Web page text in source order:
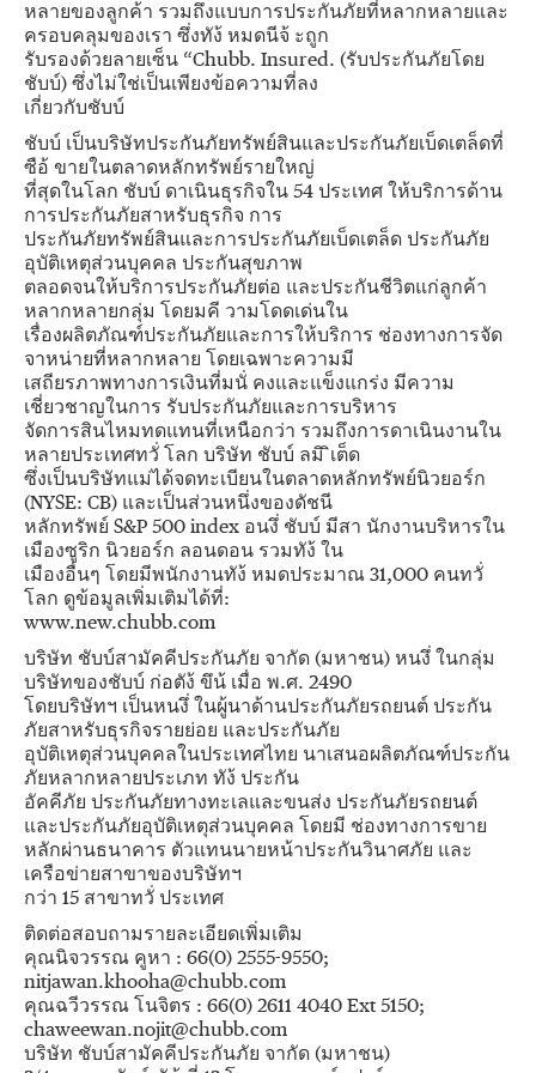
หลายของลูกค้า รวมถึงแบบการประกันภัยที่หลากหลายและ
ครอบคลุมของเรา ซึ่งทัง้ หมดนีจ้ ะถูก
รับรองด้วยลายเซ็น “Chubb. Insured. (รับประกันภัยโดย
ชับบ์) ซึ่งไม่ใช่เป็นเพียงข้อความที่ลง
เกี่ยวกับชับบ์
ชับบ์ เป็นบริษัทประกันภัยทรัพย์สินและประกันภัยเบ็ดเตล็ดที่
ซือ้ ขายในตลาดหลักทรัพย์รายใหญ่
ที่สุดในโลก ชับบ์ ดาเนินธุรกิจใน 54 ประเทศ ให้บริการด้าน
การประกันภัยสาหรับธุรกิจ การ
ประกันภัยทรัพย์สินและการประกันภัยเบ็ดเตล็ด ประกันภัย
อุบัติเหตุส่วนบุคคล ประกันสุขภาพ
ตลอดจนให้บริการประกันภัยต่อ และประกันชีวิตแก่ลูกค้า
หลากหลายกลุ่ม โดยมคี วามโดดเด่นใน
เรื่องผลิตภัณฑ์ประกันภัยและการให้บริการ ช่องทางการจัด
จาหน่ายที่หลากหลาย โดยเฉพาะความมี
เสถียรภาพทางการเงินที่มนั่ คงและแข็งแกร่ง มีความ
เชี่ยวชาญในการ รับประกันภัยและการบริหาร
จัดการสินไหมทดแทนที่เหนือกว่า รวมถึงการดาเนินงานใน
หลายประเทศทวั่ โลก บริษัท ชับบ์ ลมิ ิเต็ด
ซึ่งเป็นบริษัทแม่ได้จดทะเบียนในตลาดหลักทรัพย์นิวยอร์ก
(NYSE: CB) และเป็นส่วนหนึ่งของดัชนี
หลักทรัพย์ S&P 500 index อนงึ่ ชับบ์ มีสา นักงานบริหารใน
เมืองซูริก นิวยอร์ก ลอนดอน รวมทัง้ ใน
เมืองอื่นๆ โดยมีพนักงานทัง้ หมดประมาณ 31,000 คนทวั่
โลก ดูข้อมูลเพิ่มเติมได้ที่:
www.new.chubb.com
บริษัท ชับบ์สามัคคีประกันภัย จากัด (มหาชน) หนงึ่ ในกลุ่ม
บริษัทของชับบ์ ก่อตัง้ ขึน้ เมื่อ พ.ศ. 2490
โดยบริษัทฯ เป็นหนงึ่ ในผู้นาด้านประกันภัยรถยนต์ ประกัน
ภัยสาหรับธุรกิจรายย่อย และประกันภัย
อุบัติเหตุส่วนบุคคลในประเทศไทย นาเสนอผลิตภัณฑ์ประกัน
ภัยหลากหลายประเภท ทัง้ ประกัน
อัคคีภัย ประกันภัยทางทะเลและขนส่ง ประกันภัยรถยนต์
และประกันภัยอุบัติเหตุส่วนบุคคล โดยมี ช่องทางการขาย
หลักผ่านธนาคาร ตัวแทนนายหน้าประกันวินาศภัย และ
เครือข่ายสาขาของบริษัทฯ
กว่า 15 สาขาทวั่ ประเทศ
ติดต่อสอบถามรายละเอียดเพิ่มเติม
คุณนิจวรรณ คูหา : 66(0) 2555-9550;
nitjawan.khooha@chubb.com
คุณฉวีวรรณ โนจิตร : 66(0) 2611 4040 Ext 5150;
chaweewan.nojit@chubb.com
บริษัท ชับบ์สามัคคีประกันภัย จากัด (มหาชน)